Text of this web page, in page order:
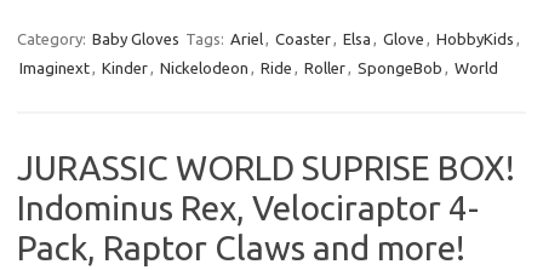
Category: Baby Gloves Tags: Ariel, Coaster, Elsa , Glove , HobbyKids ,
Imaginext, Kinder, Nickelodeon , Ride , Roller, SpongeBob , World
JURASSIC WORLD SUPRISE BOX!
Indominus Rex, Velociraptor 4-
Pack, Raptor Claws and more!